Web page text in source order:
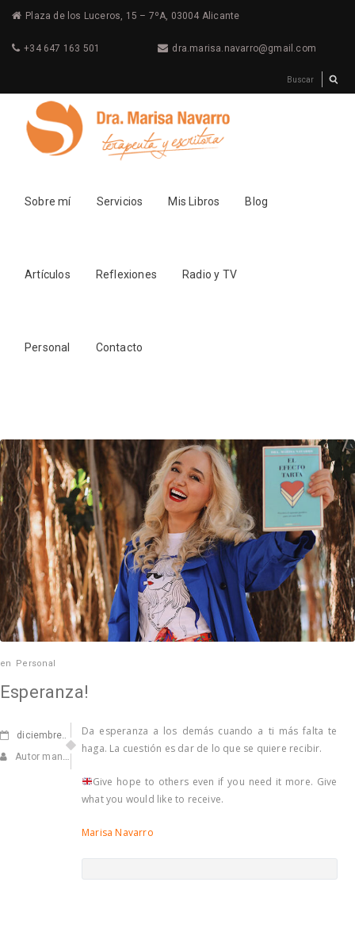
Plaza de los Luceros, 15 – 7ºA, 03004 Alicante
+34 647 163 501 dra.marisa.navarro@gmail.com
Sobre mí Servicios Mis Libros Blog
Artículos Reflexiones Radio y TV
Personal Contacto
en Personal
Esperanza!
diciembre05, 2021
Autor manuel
Da esperanza a los demás cuando a ti más falta te
haga. La cuestión es dar de lo que se quiere recibir.
Give hope to others even if you need it more. Give
what you would like to receive.
Marisa Navarro